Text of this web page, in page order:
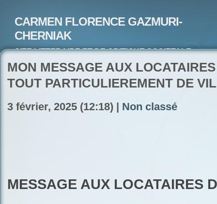
CARMEN FLORENCE GAZMURI-
CHERNIAK
SITE LITTERAIRE ET DE CRITIQUE SOCIETALE-
MON MESSAGE AUX
TOUT PARTICULIEREMENT DE
3 février, 2025 (12:18) | Non classé
MESSAGE AUX LOCATAIRES